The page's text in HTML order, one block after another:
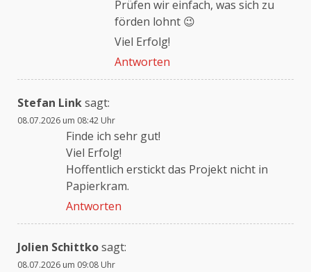
Prüfen wir einfach, was sich zu
förden lohnt 😉
Viel Erfolg!
Antworten
Stefan Linksagt:
08.07.2026 um 08:42 Uhr
Finde ich sehr gut!
Viel Erfolg!
Hoffentlich erstickt das Projekt nicht in
Papierkram.
Antworten
Jolien Schittkosagt:
08.07.2026 um 09:08 Uhr